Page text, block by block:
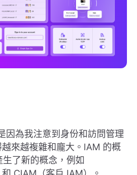
因為我注意到身份和訪問管理
來越複雜和龐大。IAM 的概
了新的概念，例如